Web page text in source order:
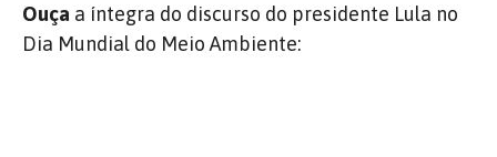
Ouça a íntegra do discurso do presidente Lula no
Dia Mundial do Meio Ambiente: